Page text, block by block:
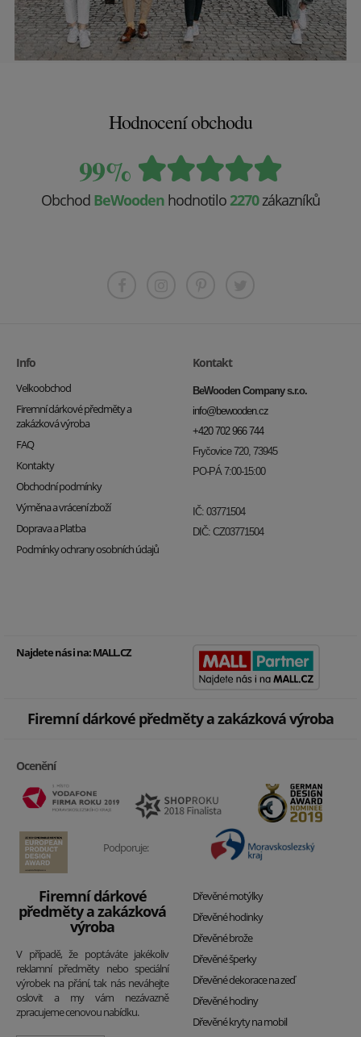
Hodnocení obchodu
99%
Obchod BeWooden hodnotilo 2270zákazníků
Info
Velkoobchod
Firemní dárkové předměty a
zakázková výroba
FAQ
Kontakty
Obchodní podmínky
Výměna a vrácení zboží
Doprava a Platba
Podmínky ochrany osobních údajů
Kontakt
BeWooden Company s.r.o.
info@bewooden.cz
+420 702 966 744
Fryčovice 720, 73945
PO-PÁ 7:00-15:00
IČ: 03771504
DIČ: CZ03771504
Najdete nás i na:MALL.CZ
Firemní dárkové předměty a zakázková výroba
Ocenění
Podporuje:
Firemní dárkové
předměty a zakázková
výroba
V případě, že poptáváte jakékoliv
reklamní předměty nebo speciální
výrobek na přání, tak nás neváhejte
oslovit a my vám nezávazně
zpracujeme cenovou nabídku.
Dřevěné motýlky
Dřevěné hodinky
Dřevěné brože
Dřevěné šperky
Dřevěné dekorace na zeď
Dřevěné hodiny
Dřevěné kryty na mobil